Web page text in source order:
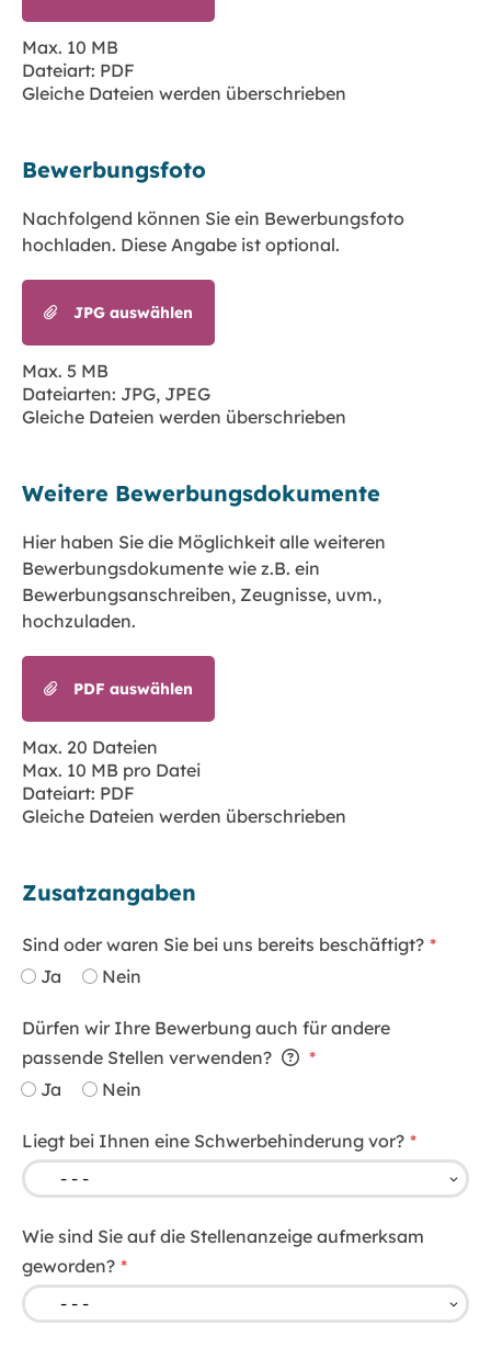
Max. 10 MB
Dateiart: PDF
Gleiche Dateien werden überschrieben
Bewerbungsfoto
Nachfolgend können Sie ein Bewerbungsfoto
hochladen. Diese Angabe ist optional.
JPG auswählen
Max. 5 MB
Dateiarten: JPG, JPEG
Gleiche Dateien werden überschrieben
Weitere Bewerbungsdokumente
Hier haben Sie die Möglichkeit alle weiteren
Bewerbungsdokumente wie z.B. ein
Bewerbungsanschreiben, Zeugnisse, uvm.,
hochzuladen.
PDF auswählen
Max. 20 Dateien
Max. 10 MB pro Datei
Dateiart: PDF
Gleiche Dateien werden überschrieben
Zusatzangaben
Sind oder waren Sie bei uns bereits beschäftigt?
Ja
Nein
Dürfen wir Ihre Bewerbung auch für andere
passende Stellen verwenden?
Ja
Nein
Liegt bei Ihnen eine Schwerbehinderung vor?
Wie sind Sie auf die Stellenanzeige aufmerksam
geworden?